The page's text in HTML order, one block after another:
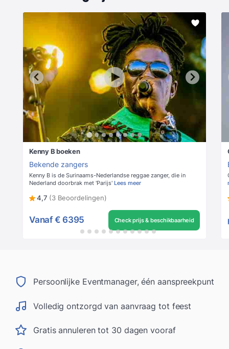
Kenny B boeken
Bekende zangers
Kenny B is de Surinaams-Nederlandse reggae zanger, die in
Nederland doorbrak met 'Parijs' Lees meer
4,7 (3 Beoordelingen)
Vanaf € 6395 Check prijs & beschikbaarheid
Persoonlijke Eventmanager, één aanspreekpunt
Volledig ontzorgd van aanvraag tot feest
Gratis annuleren tot 30 dagen vooraf